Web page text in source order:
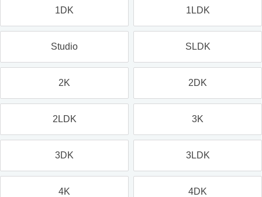
1DK 1LDK
Studio SLDK
2K 2DK
2LDK 3K
3DK 3LDK
4K 4DK